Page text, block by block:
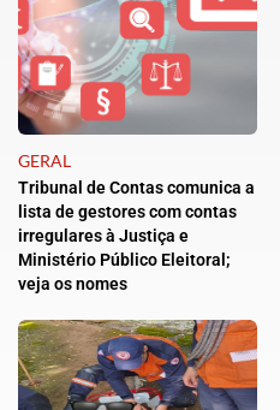
GERAL
Tribunal de Contas comunica a
lista de gestores com contas
irregulares à Justiça e
Ministério Público Eleitoral;
veja os nomes